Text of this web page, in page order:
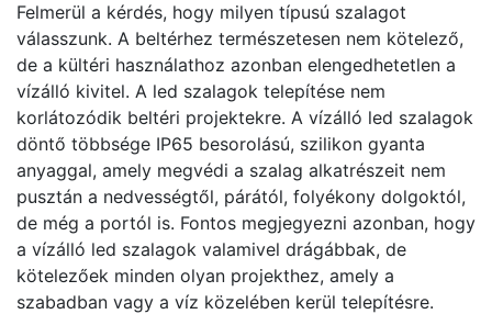
Felmerül a kérdés, hogy milyen típusú szalagot
válasszunk. A beltérhez természetesen nem kötelező,
de a kültéri használathoz azonban elengedhetetlen a
vízálló kivitel. A led szalagok telepítése nem
korlátozódik beltéri projektekre. A vízálló led szalagok
döntő többsége IP65 besorolású, szilikon gyanta
anyaggal, amely megvédi a szalag alkatrészeit nem
pusztán a nedvességtől, párától, folyékony dolgoktól,
de még a portól is. Fontos megjegyezni azonban, hogy
a vízálló led szalagok valamivel drágábbak, de
kötelezőek minden olyan projekthez, amely a
szabadban vagy a víz közelében kerül telepítésre.